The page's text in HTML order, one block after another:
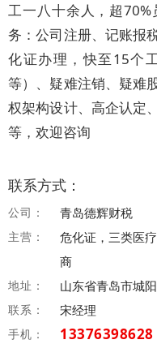
工一八十余人，超
务：公司注册、记账报
化证办理，快至15个
等）、疑难注销、疑难
权架构设计、高企认定
等，欢迎咨询
联系方式：
公司： 青岛德辉财税
主营：
危化证，三类医
商
地址： 山东省青岛市城
联系： 宋经理
手机： 13376398628